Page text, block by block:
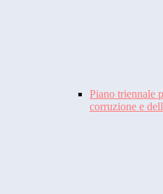
Piano triennale
corruzione e